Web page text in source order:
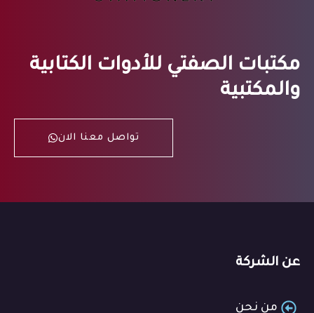
مكتبات الصفتي للأدوات الكتابية
والمكتبية
تواصل معنا الان
عن الشركة
من نحن